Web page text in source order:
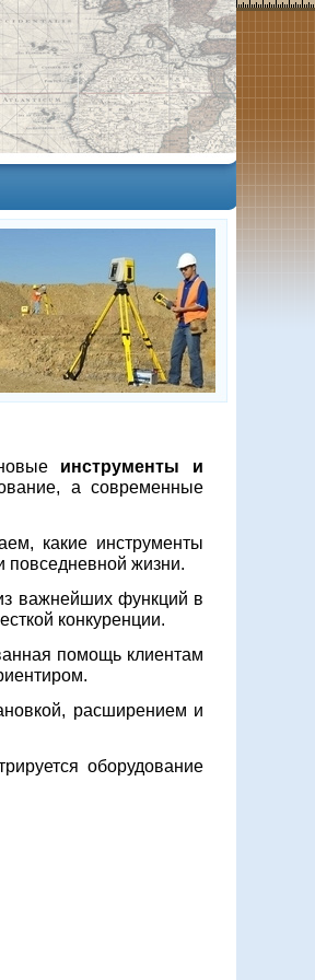
инструменты и
а современные
какие инструменты
повседневной жизни.
важнейших функций в
конкуренции.
помощь клиентам
расширением и
оборудование